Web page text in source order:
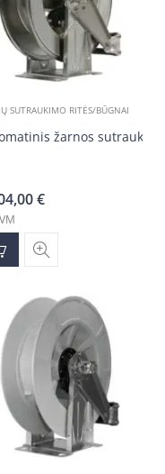
SUTRAUKIMO RITĖS/BŪGNAI
žarnos
€